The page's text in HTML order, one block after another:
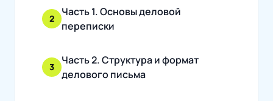
2
Часть 1. Основы деловой
переписки
3
Часть 2. Структура и формат
делового письма